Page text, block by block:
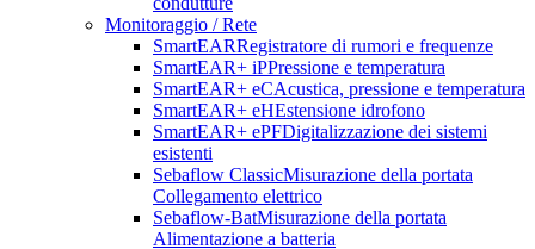
Monitoraggio / Rete
SmartEARRegistratore di rumori e frequenze
SmartEAR+ iPPressione e temperatura
SmartEAR+ eCAcustica, pressione e temperatura
SmartEAR+ eHEstensione idrofono
SmartEAR+ ePFDigitalizzazione dei sistemi
esistenti
Sebaflow ClassicMisurazione della portata
Collegamento elettrico
Sebaflow-BatMisurazione della portata
Alimentazione a batteria